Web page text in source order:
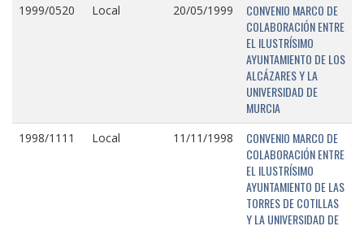
1999/0520 Local 20/05/1999
CONVENIO MARCO DE
COLABORACIÓN ENTRE
EL ILUSTRÍSIMO
AYUNTAMIENTO DE LOS
ALCÁZARES Y LA
UNIVERSIDAD DE
MURCIA
1998/1111 Local 11/11/1998
CONVENIO MARCO DE
COLABORACIÓN ENTRE
EL ILUSTRÍSIMO
AYUNTAMIENTO DE LAS
TORRES DE COTILLAS
Y LA UNIVERSIDAD DE